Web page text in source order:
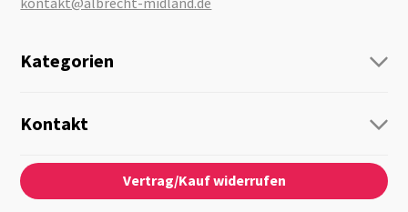
Kategorien
Personenführung
Audio
Notfallvorsorge
Kontakt
Kontaktformular
Über Uns
News
Vertrag/Kauf widerrufen